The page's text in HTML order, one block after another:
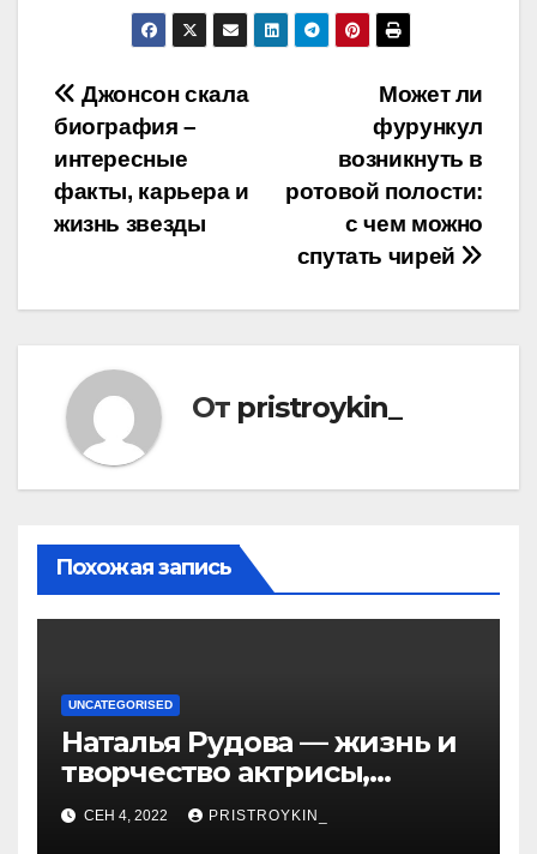
Навигация
по
записям
Может ли
фурункул
возникнуть в
ротовой полости:
с чем можно
спутать чирей
Джонсон скала
биография –
интересные
факты, карьера и
жизнь звезды
От pristroykin_
Похожая запись
UNCATEGORISED
Наталья Рудова — жизнь и
творчество актрисы,
популярные фильмы и
личные подробности
СЕН 4, 2022 PRISTROYKIN_